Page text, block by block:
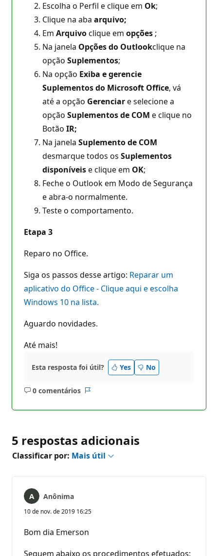
Escolha o Perfil e clique em Ok;
Clique na aba arquivo;
Em Arquivoclique em opções ;
Na janela Opções do Outlookclique na
opção Suplementos;
Na opção Exiba e gerencie
Suplementos do Microsoft Office, vá
até a opção Gerenciare selecione a
opção Suplementos de COM e clique no
Botão IR;
Na janela Suplemento de COM
desmarque todos os Suplementos
disponíveise clique em OK;
Feche o Outlook em Modo de Segurança
e abra-o normalmente.
Teste o comportamento.
Etapa 3
Reparo no Office.
Siga os passos desse artigo: Reparar um
aplicativo do Office - Clique aqui e escolha
Windows 10 na lista.
Aguardo novidades.
Até mais!
Esta resposta foi útil? Yes No
0 comentários
Sem
5 respostas adicionais
Classificar por: Mais útil
Anônima
10 de nov. de 2019 16:25
Bom dia Emerson
Seguem abaixo os procedimentos efetuados: